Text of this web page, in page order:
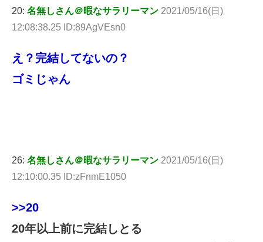
20: 名無しさん＠暇なサラリーマン 2021/05/16(日)
12:08:38.25 ID:89AgVEsn0
え？完結してないの？
ゴミじゃん
26: 名無しさん＠暇なサラリーマン 2021/05/16(日)
12:10:00.35 ID:zFnmE1050
>>20
20年以上前に完結しとる